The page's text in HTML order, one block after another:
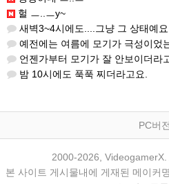
헐 ㅡ..ㅡy~
새벽3~4시에도....그냥 그 상태예요
예전에는 여름에 모기가 극성이었는데, 여름에
언젠가부터 모기가 잘 안보이더라
밤 10시에도 푹푹 찌더라고요.
PC버전
2000-2026, VideogamerX.
본 사이트 게시물내에 게재된 메이커